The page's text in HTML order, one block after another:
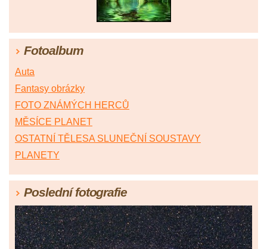
Fotoalbum
Auta
Fantasy obrázky
FOTO ZNÁMÝCH HERCŮ
MĚSÍCE PLANET
OSTATNÍ TĚLESA SLUNEČNÍ SOUSTAVY
PLANETY
Poslední fotografie